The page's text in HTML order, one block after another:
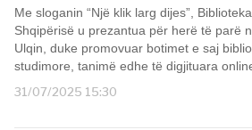
Me sloganin “Një klik larg dijes”,
Shqipërisë u prezantua për herë të parë
Ulqin, duke promovuar botimet e saj
studimore, tanimë edhe të digjituara
31/07/2025 15:30